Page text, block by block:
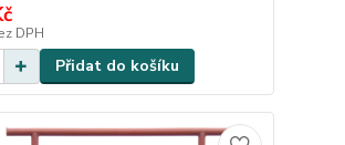
DPH
Přidat do košíku